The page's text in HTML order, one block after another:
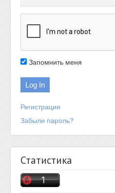
Запомнить меня
Регистрация
Забыли пароль?
Статистика